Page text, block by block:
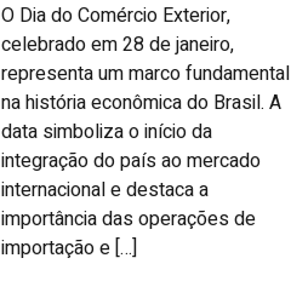
O Dia do Comércio Exterior,
celebrado em 28 de janeiro,
representa um marco fundamental
na história econômica do Brasil. A
data simboliza o início da
integração do país ao mercado
internacional e destaca a
importância das operações de
importação e […]